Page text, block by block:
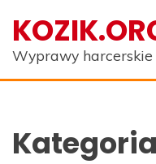
content
Wyprawy harcerskie